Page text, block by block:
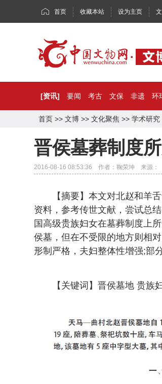
首页 收藏本站 设为主页
[资讯] 要闻 考古 文保 非遗 环
首页 >> 文博 >> 文化聚焦 >> 学术研究
晋侯墓葬制度
2016-08-16 08:53:36 作者：鞠荣坤 来源：
【摘要】本文对北赵和羊舌
资料，参考传世文献，尝试总
国高级贵族妇女在墓葬制度上
侯墓，但在不受限的地方则相
形制严格，夫妇整体性增强;部
【关键词】晋侯墓地 贵族